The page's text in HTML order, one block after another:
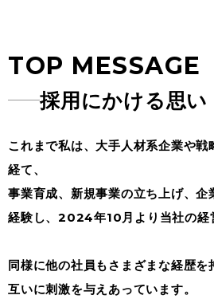
TOP MESSAGE
採用にかける思い
これまで私は、大手人材系企業や
経て、
事業育成、新規事業の立ち上げ、企
経験し、2024年10月より当社の経
同様に他の社員もさまざまな経歴を
互いに刺激を与えあっています。